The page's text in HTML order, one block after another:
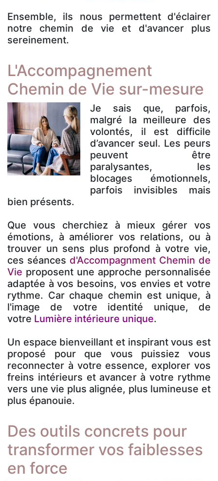
Ensemble, ils nous permettent d'éclairer
notre chemin de vie et d'avancer plus
sereinement.
L'Accompagnement
Chemin de Vie sur-mesure
Je sais que, parfois,
malgré la meilleure des
volontés, il est difficile
d’avancer seul. Les peurs
peuvent être
paralysantes, les
blocages émotionnels,
parfois invisibles mais
bien présents.
Que vous cherchiez à mieux gérer vos
émotions, à améliorer vos relations, ou à
trouver un sens plus profond à votre vie,
ces séances d'Accompagnment Chemin de
Vie proposent une approche personnalisée
adaptée à vos besoins, vos envies et votre
rythme. Car chaque chemin est unique, à
l'image de votre identité unique, de
votre Lumière intérieure unique.
Un espace bienveillant et inspirant vous est
proposé pour que vous puissiez vous
reconnecter à votre essence, explorer vos
freins intérieurs et avancer à votre rythme
vers une vie plus alignée, plus lumineuse et
plus épanouie.
Des outils concrets pour
transformer vos faiblesses
en force